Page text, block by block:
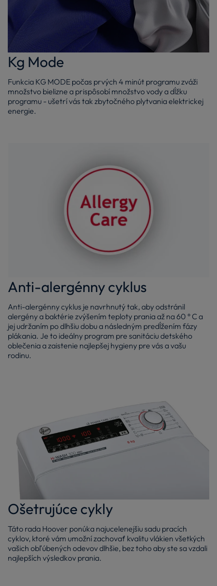
Kg Mode
Funkcia KG MODE počas prvých 4 minút programu zváži
množstvo bielizne a prispôsobí množstvo vody a dĺžku
programu - ušetrí vás tak zbytočného plytvania elektrickej
energie.
Anti-alergénny cyklus
Anti-alergénny cyklus je navrhnutý tak, aby odstránil
alergény a baktérie zvýšením teploty prania až na 60 ° C a
jej udržaním po dlhšiu dobu a následným predĺžením fázy
plákania. Je to ideálny program pre sanitáciu detského
oblečenia a zaistenie najlepšej hygieny pre vás a vašu
rodinu.
Ošetrujúce cykly
Táto rada Hoover ponúka najucelenejšiu sadu pracích
cyklov, ktoré vám umožní zachovať kvalitu vlákien všetkých
vašich obľúbených odevov dlhšie, bez toho aby ste sa vzdali
najlepších výsledkov prania.